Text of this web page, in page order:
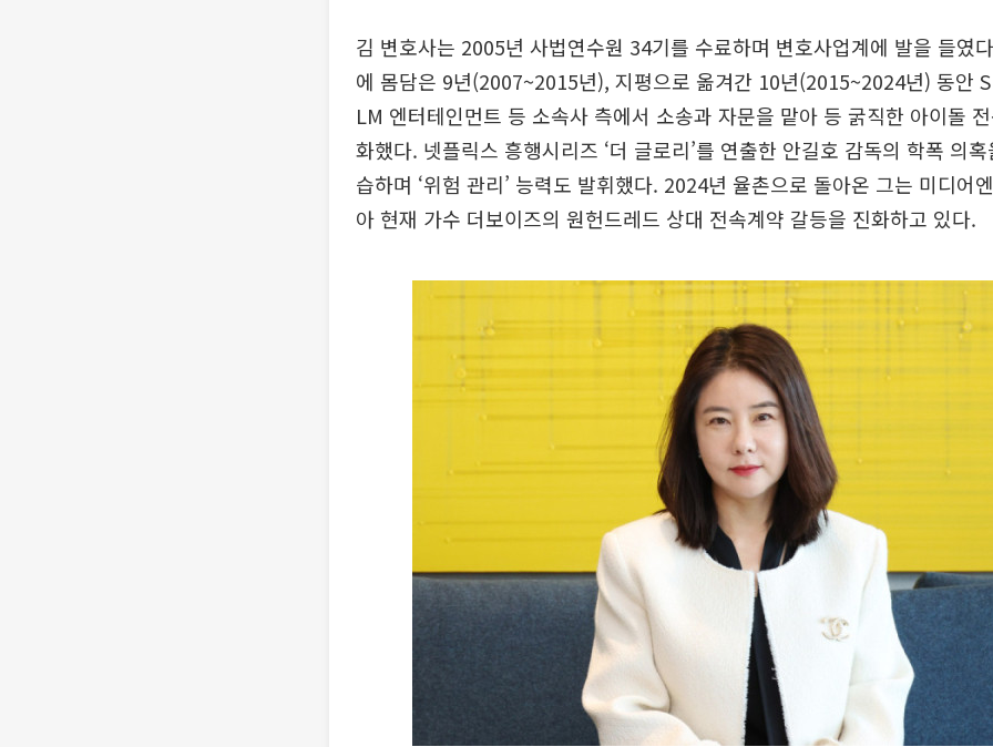
김 변호사는 2005년 사법연수원 34기를 수료하며 변호사업계에 발을 들였
에 몸담은 9년(2007~2015년), 지평으로 옮겨간 10년(2015~2024년) 동안
LM 엔터테인먼트 등 소속사 측에서 소송과 자문을 맡아 등 굵직한 아이돌
화했다. 넷플릭스 흥행시리즈 ‘더 글로리’를 연출한 안길호 감독의 학폭 의
습하며 ‘위험 관리’ 능력도 발휘했다. 2024년 율촌으로 돌아온 그는 미디어
아 현재 가수 더보이즈의 원헌드레드 상대 전속계약 갈등을 진화하고 있다.